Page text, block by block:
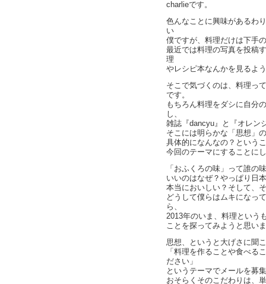
charlieです。
色んなことに興味があるわ
い
僕ですが、料理だけは下手
最近では料理の写真を投稿
理
やレシピ本なんかを見るよ
そこで気づくのは、料理っ
です。
もちろん料理をダシに自分
し、
雑誌『dancyu』と『オレン
そこには明らかな「思想」
具体的になんなの？という
今回のテーマにすることに
「おふくろの味」って誰の
いいのはなぜ？やっぱり日
本当においしい？そして、
どうして僕らはムキになっ
ら、
2013年のいま、料理という
ことを探ってみようと思い
思想、というと大げさに聞
「料理を作ることや食べる
ださい」
というテーマでメールを募
おそらくそのこだわりは、